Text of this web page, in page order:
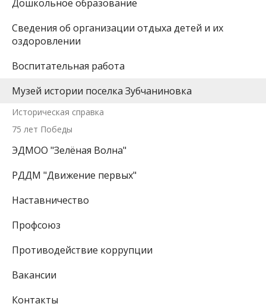
Дошкольное образование
Сведения об организации отдыха детей и их
оздоровлении
Воспитательная работа
Музей истории поселка Зубчаниновка
Историческая справка
75 лет Победы
ЭДМОО "Зелёная Волна"
РДДМ "Движение первых"
Наставничество
Профсоюз
Противодействие коррупции
Вакансии
Контакты